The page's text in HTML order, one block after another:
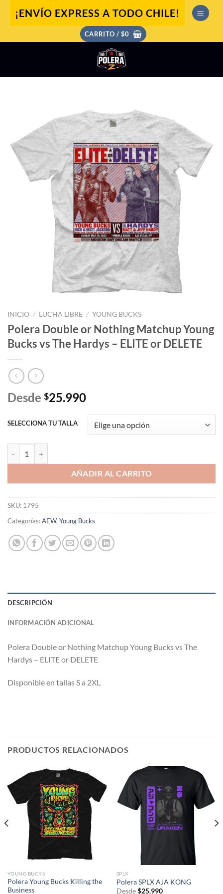
¡ENVÍO EXPRESS A TODO CHILE!
CARRITO / $0
INICIO / LUCHA LIBRE / YOUNG BUCKS
Polera Double or Nothing Matchup Young
Bucks vs The Hardys – ELITE or DELETE
Desde $25.990
SELECCIONA TU TALLA
AÑADIR AL CARRITO
SKU: 1795
Categorías:AEW, Young Bucks
DESCRIPCIÓN
INFORMACIÓN ADICIONAL
Polera Double or Nothing Matchup Young Bucks vs The
Hardys – ELITE or DELETE
Disponible en tallas S a 2XL
PRODUCTOS RELACIONADOS
YOUNG BUCKS
Polera Young Bucks Killing the
Business
SPLX
Polera SPLX AJA KONG
Desde $25.990